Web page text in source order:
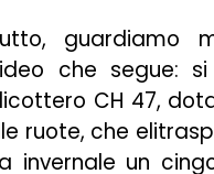
guardiamo
che segue:
CH 47,
ruote, che
invernale un